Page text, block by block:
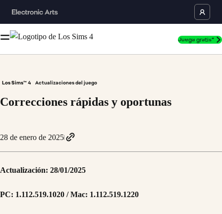
Juega gratis*
Los Sims™ 4 Actualizaciones del juego
Correcciones rápidas y oportunas
28 de enero de 2025
Actualización: 28/‌01/‌2025
PC: 1.112.519.1020 / Mac: 1.112.519.1220